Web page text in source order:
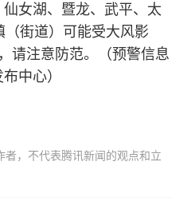
女湖、暨龙、武平、太
街道）可能受大风影
请注意防范。（预警信息
中心）
者，不代表腾讯新闻的观点和立